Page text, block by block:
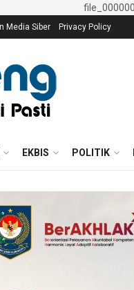
Media Siber Privacy Policy
EKBIS POLITIK